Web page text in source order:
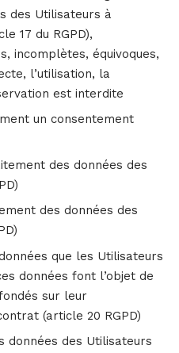
des Utilisateurs à
17 du RGPD),
incomplètes, équivoques,
l’utilisation, la
est interdite
un consentement
des données des
des données des
que les Utilisateurs
données font l’objet de
sur leur
(article 20 RGPD)
des Utilisateurs